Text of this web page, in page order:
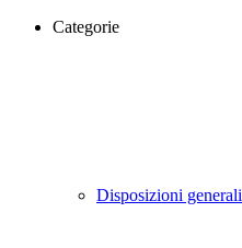
Categorie
Disposizioni generali